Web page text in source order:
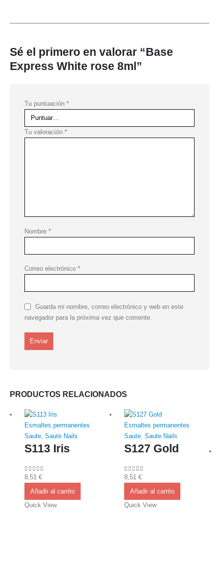
Sé el primero en valorar “Base
Express White rose 8ml”
Tu puntuación *
Tu valoración *
Nombre *
Correo electrónico *
Guarda mi nombre, correo electrónico y web en este
navegador para la próxima vez que comente.
PRODUCTOS RELACIONADOS
Esmaltes permanentes
Saute, Saute Nails
S113 Iris
0out of 5
8,51 €
Añadir al carrito
Quick View
Esmaltes permanentes
Saute, Saute Nails
S127 Gold
0out of 5
8,51 €
Añadir al carrito
Quick View